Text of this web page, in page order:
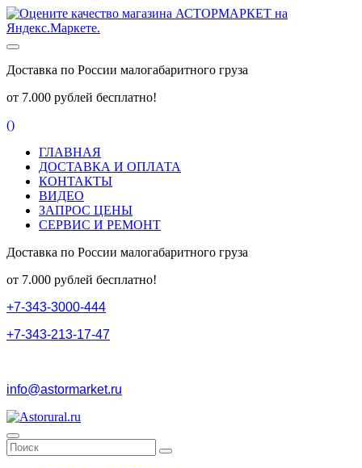
Доставка по России малогабаритного груза
от 7.000 рублей бесплатно!
()
ГЛАВНАЯ
ДОСТАВКА И ОПЛАТА
КОНТАКТЫ
ВИДЕО
ЗАПРОС ЦЕНЫ
СЕРВИС И РЕМОНТ
Доставка по России малогабаритного груза
от 7.000 рублей бесплатно!
+7-343-3000-444
+7-343-213-17-47
info@astormarket.ru